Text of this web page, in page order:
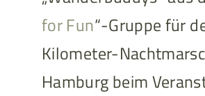
for Fun“-Gruppe für
Kilometer-
Hamburg beim